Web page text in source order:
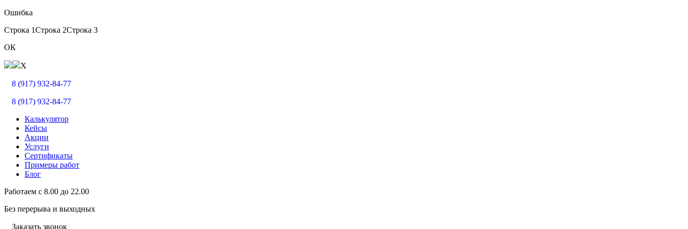
Ошибка
Строка 1Строка 2Строка 3
ОК
X
8 (917) 932-84-77
8 (917) 932-84-77
Калькулятор
Кейсы
Акции
Услуги
Сертификаты
Примеры работ
Блог
Работаем с 8.00 до 22.00
Без перерыва и выходных
Заказать звонок